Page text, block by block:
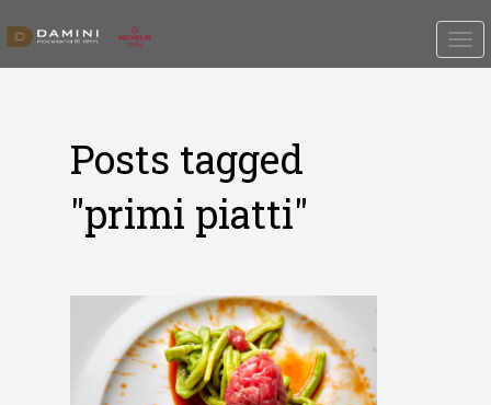
Posts tagged
"primi piatti"